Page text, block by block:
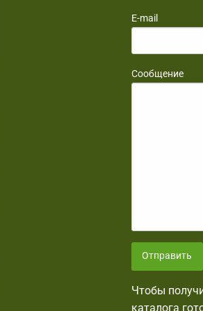
E-mail
Сообщение
Отправить
Чтобы
каталога